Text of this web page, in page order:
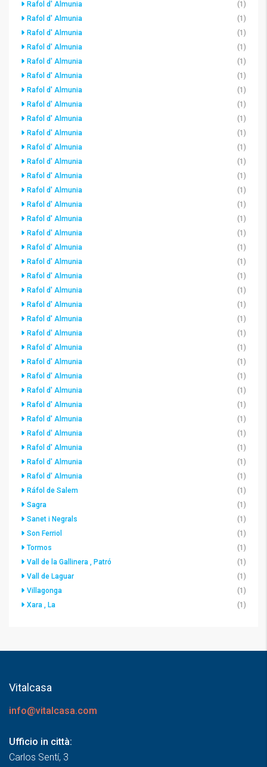
Rafol d' Almunia
(1)
Rafol d' Almunia
(1)
Rafol d' Almunia
(1)
Rafol d' Almunia
(1)
Rafol d' Almunia
(1)
Rafol d' Almunia
(1)
Rafol d' Almunia
(1)
Rafol d' Almunia
(1)
Rafol d' Almunia
(1)
Rafol d' Almunia
(1)
Rafol d' Almunia
(1)
Rafol d' Almunia
(1)
Rafol d' Almunia
(1)
Rafol d' Almunia
(1)
Rafol d' Almunia
(1)
Rafol d' Almunia
(1)
Rafol d' Almunia
(1)
Rafol d' Almunia
(1)
Rafol d' Almunia
(1)
Rafol d' Almunia
(1)
Rafol d' Almunia
(1)
Rafol d' Almunia
(1)
Rafol d' Almunia
(1)
Rafol d' Almunia
(1)
Rafol d' Almunia
(1)
Rafol d' Almunia
(1)
Rafol d' Almunia
(1)
Rafol d' Almunia
(1)
Rafol d' Almunia
(1)
Rafol d' Almunia
(1)
Rafol d' Almunia
(1)
Rafol d' Almunia
(1)
Rafol d' Almunia
(1)
Rafol d' Almunia
(1)
Ráfol de Salem
(1)
Sagra
(1)
Sanet i Negrals
(1)
Son Ferriol
(1)
Tormos
(1)
Vall de la Gallinera , Patró
(1)
Vall de Laguar
(1)
Villagonga
(1)
Xara , La
(1)
Vitalcasa
info@vitalcasa.com
Ufficio in città:
Carlos Sentí, 3